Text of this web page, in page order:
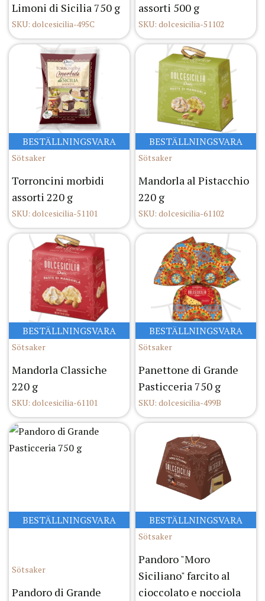
Limoni di Sicilia 750 g
SKU: dolcesicilia-495C
assorti 500 g
SKU: dolcesicilia-51102
BESTÄLLNINGSVARA
Sötsaker
Torroncini morbidi
assorti 220 g
SKU: dolcesicilia-51101
BESTÄLLNINGSVARA
Sötsaker
Mandorla al Pistacchio
220 g
SKU: dolcesicilia-61102
BESTÄLLNINGSVARA
Sötsaker
Mandorla Classiche
220 g
SKU: dolcesicilia-61101
BESTÄLLNINGSVARA
Sötsaker
Panettone di Grande
Pasticceria 750 g
SKU: dolcesicilia-499B
BESTÄLLNINGSVARA
Sötsaker
Pandoro di Grande
BESTÄLLNINGSVARA
Sötsaker
Pandoro "Moro
Siciliano" farcito al
cioccolato e nocciola